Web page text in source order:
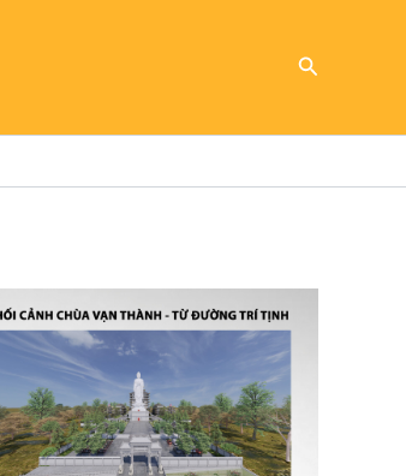
Search